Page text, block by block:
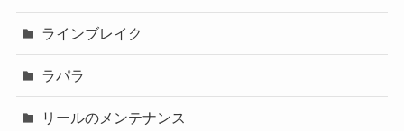
ラインブレイク
ラパラ
リールのメンテナンス